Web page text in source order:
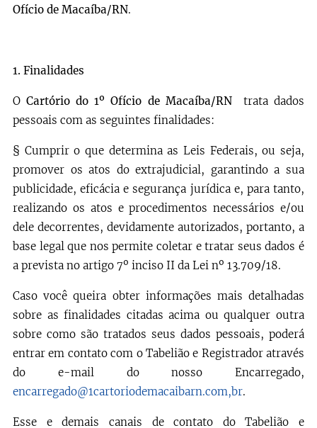
Ofício de Macaíba/RN.
1. Finalidades
OCartório do 1º Ofício de Macaíba/RNtrata dados
pessoais com as seguintes finalidades:
§ Cumprir o que determina as Leis Federais, ou seja,
promover os atos do extrajudicial, garantindo a sua
publicidade, eficácia e segurança jurídica e, para tanto,
realizando os atos e procedimentos necessários e/ou
dele decorrentes, devidamente autorizados, portanto, a
base legal que nos permite coletar e tratar seus dados é
a prevista no artigo 7º inciso II da Lei nº 13.709/18.
Caso você queira obter informações mais detalhadas
sobre as finalidades citadas acima ou qualquer outra
sobre como são tratados seus dados pessoais, poderá
entrar em contato com o Tabelião e Registrador através
do e-mail do nosso Encarregado,
encarregado@1cartoriodemacaibarn.com,br.
Esse e demais canais de contato do Tabelião e